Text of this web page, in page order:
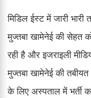
मिडिल ईस्ट में जारी
मुज्तबा खामेनेई की सेहत
रही है और इजराइली
मुज्तबा खामेनेई की
के लिए अस्पताल में भर्ती